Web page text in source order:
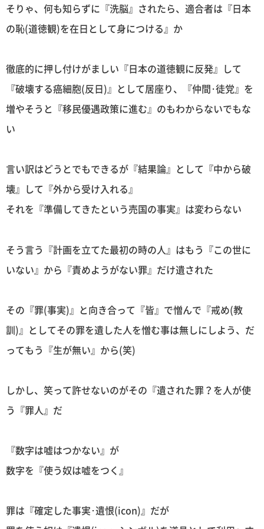
そりゃ、何も知らずに『洗脳』されたら、適合者は『日本
の恥(道徳観)を在日として身につける』か
徹底的に押し付けがましい『日本の道徳観に反発』して
『破壊する癌細胞(反日)』として居座り、『仲間･徒党』を
増やそうと『移民優遇政策に進む』のもわからないでもな
い
言い訳はどうとでもできるが『結果論』として『中から破
壊』して『外から受け入れる』
それを『準備してきたという売国の事実』は変わらない
そう言う『計画を立てた最初の時の人』はもう『この世に
いない』から『責めようがない罪』だけ遺された
その『罪(事実)』と向き合って『皆』で憎んで『戒め(教
訓)』としてその罪を遺した人を憎む事は無しにしよう、だ
ってもう『生が無い』から(笑)
しかし、笑って許せないのがその『遺された罪？を人が使
う『罪人』だ
『数字は嘘はつかない』が
数字を『使う奴は嘘をつく』
罪は『確定した事実･遺恨(icon)』だが